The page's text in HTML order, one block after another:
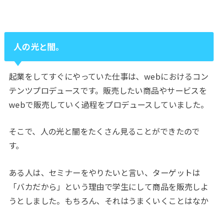
人の光と闇。
起業をしてすぐにやっていた仕事は、 webにおけるコン
テンツプロデュースです。販売したい商品やサービスを
webで販売していく過程をプロデュースしていました。
そこで、人の光と闇をたくさん見ることができたので
す。
ある人は、セミナーをやりたいと言い、ターゲットは
「バカだから」という理由で学生にして商品を販売しよ
うとしました。もちろん、それはうまくいくことはなか